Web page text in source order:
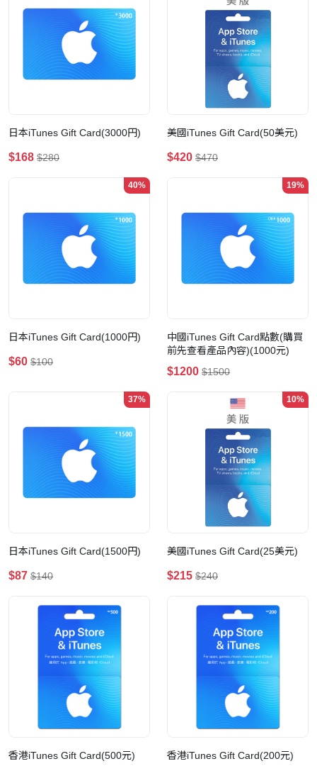
日本iTunes Gift Card(3000円)
$168 $280
美國iTunes Gift Card(50美元)
$420 $470
40%
日本iTunes Gift Card(1000円)
$60 $100
19%
中國iTunes Gift Card點數(購買
前先查看產品內容)(1000元)
$1200 $1500
37%
日本iTunes Gift Card(1500円)
$87 $140
10%
美國iTunes Gift Card(25美元)
$215 $240
香港iTunes Gift Card(500元) 香港iTunes Gift Card(200元)